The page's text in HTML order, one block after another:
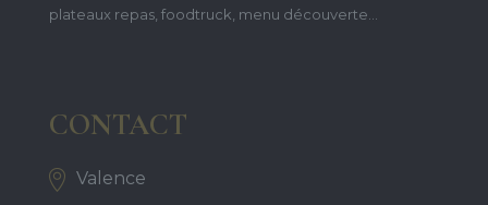
plateaux repas, foodtruck, menu découverte...
CONTACT
Valence